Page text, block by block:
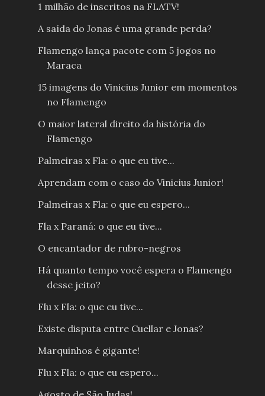
1 milhão de inscritos na FLATV!
A saída do Jonas é uma grande perda?
Flamengo lança pacote com 5 jogos no
Maraca
15 imagens do Vinicius Junior em momentos
no Flamengo
O maior lateral direito da história do
Flamengo
Palmeiras x Fla: o que eu tive...
Aprendam com o caso do Vinicius Junior!
Palmeiras x Fla: o que eu espero...
Fla x Paraná: o que eu tive...
O encantador de rubro-negros
Há quanto tempo você espera o Flamengo
desse jeito?
Flu x Fla: o que eu tive...
Existe disputa entre Cuellar e Jonas?
Marquinhos é gigante!
Flu x Fla: o que eu espero...